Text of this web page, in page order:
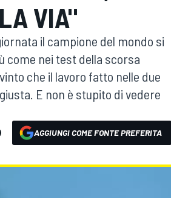
VIA"
il campione del mondo si
come nei test della scorsa
che il lavoro fatto nelle due
E non è stupito di vedere
AGGIUNGI COME FONTE PREFERITA